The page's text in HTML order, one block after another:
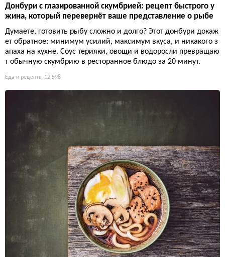
Донбури с глазированной скумбрией: рецепт быстрого у
жина, который перевернёт ваше представление о рыбе
Думаете, готовить рыбу сложно и долго? Этот донбури докаж
ет обратное: минимум усилий, максимум вкуса, и никакого з
апаха на кухне. Соус терияки, овощи и водоросли превращаю
т обычную скумбрию в ресторанное блюдо за 20 минут.
Еда и рецепты 12 598